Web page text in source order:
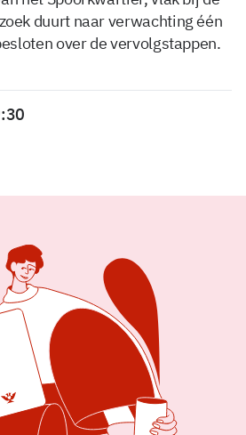
duurt naar verwachting één
over de vervolgstappen.